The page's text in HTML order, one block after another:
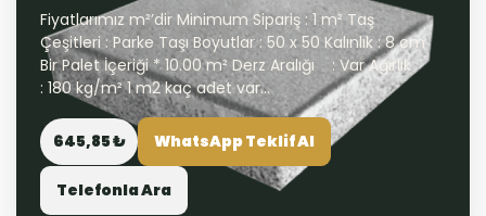
Fiyatlarımız m²’dir Minimum Sipariş : 1 m² Taş
Çeşitleri : Parke Taşı Boyutlar : 50 x 50 Kalınlık : 8 cm
Bir Palet İçeriği * 10.00 m² Derz Aralığı : Var Ağırlık
: 180 kg/m² 1 m2 kaç adet var...
645,85 ₺ WhatsApp Teklif Al
Telefonla Ara